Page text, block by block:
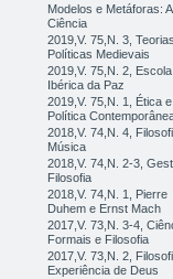
Modelos e Metáforas:
Ciência
2019,V. 75,N. 3, Teorias
Políticas Medievais
2019,V. 75,N. 2, Escola
Ibérica da Paz
2019,V. 75,N. 1, Ética e
Política
2018,V. 74,N. 4,
Música
2018,V. 74,N. 2-3,
Filosofia
2018,V. 74,N. 1, Pierre
Duhem e Ernst Mach
2017,V. 73,N. 3-4,
Formais e Filosofia
2017,V. 73,N. 2,
Experiência de Deus